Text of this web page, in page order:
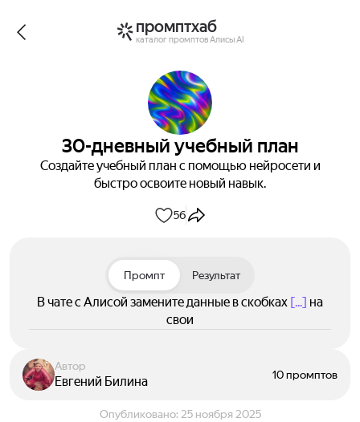
промптхаб
каталог промптов Алисы AI
30-дневный учебный план
Создайте учебный план с помощью нейросети и
быстро освоите новый навык.
56
Промпт Результат
В чате с Алисой замените данные в скобках [...] на
свои
Автор
Евгений Билина 10 промптов
Опубликовано: 25 ноября 2025